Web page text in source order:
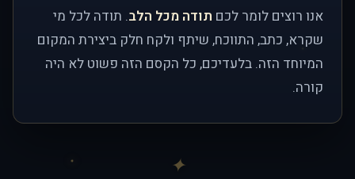
אנו רוצים לומר לכם תודה מכל הלב. תודה לכל מי
שקרא, כתב, התווכח, שיתף ולקח חלק ביצירת המקום
המיוחד הזה. בלעדיכם, כל הקסם הזה פשוט לא היה
קורה.